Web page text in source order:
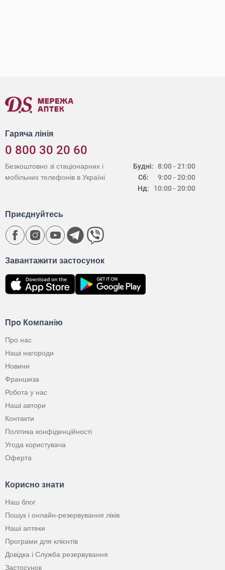
Гаряча лінія
0 800 30 20 60
Будні:
Сб:
Нд:
8:00 - 21:00
9:00 - 20:00
10:00 - 20:00
Безкоштовно зі стаціонарних і
мобільних телефонів в Україні
Про Компанію
Про нас
Наші нагороди
Новини
Франшиза
Робота у нас
Наші автори
Контакти
Політика конфіденційності
Угода користувача
Оферта
Корисно знати
Наш блог
Пошук і онлайн-резервування ліків
Наші аптеки
Програми для клієнтів
Довідка і Служба резервування
Застосунок
Завантажити застосунок
Приєднуйтесь